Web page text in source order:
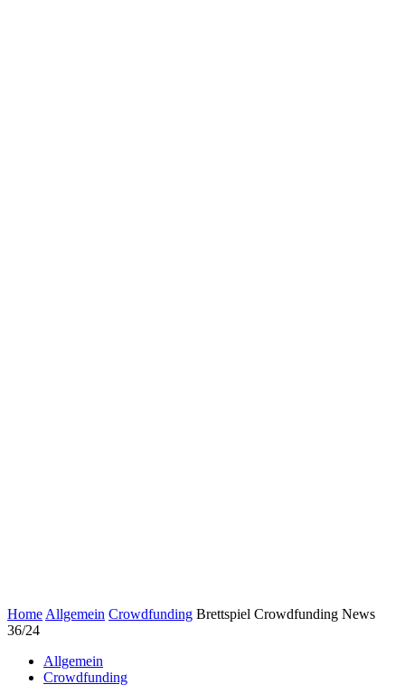
Home Allgemein Crowdfunding Brettspiel Crowdfunding News
36/24
Allgemein
Crowdfunding